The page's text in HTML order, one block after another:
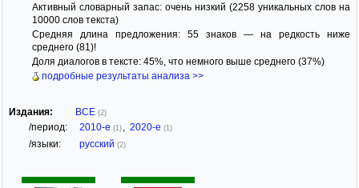
Активный словарный запас: очень низкий (2258 уникальных слов на
10000 слов текста)
Средняя длина предложения: 55 знаков — на редкость ниже
среднего (81)!
Доля диалогов в тексте: 45%, что немного выше среднего (37%)
подробные результаты анализа >>
Издания: ВСЕ (2)
/период: 2010-е (1) 2020-е (1)
/языки: русский (2)